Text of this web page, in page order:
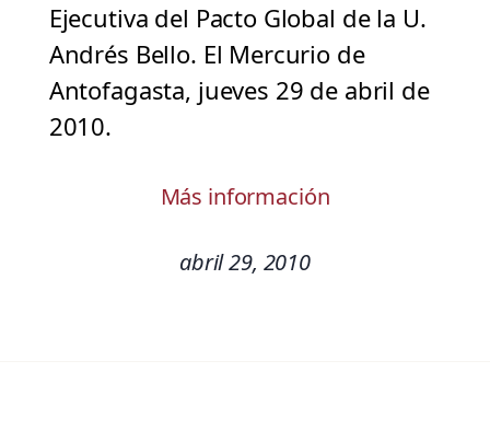
Ejecutiva del Pacto Global de la U.
Andrés Bello. El Mercurio de
Antofagasta, jueves 29 de abril de
2010.
Más información
abril 29, 2010